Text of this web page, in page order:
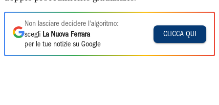
Non lasciare decidere l'algoritmo:
scegli La Nuova Ferrara
per le tue notizie su Google
CLICCA QUI